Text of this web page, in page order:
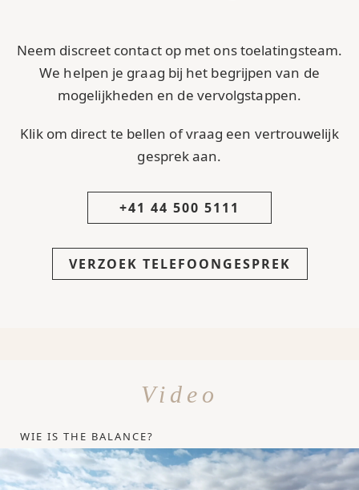
Neem discreet contact op met ons toelatingsteam.
We helpen je graag bij het begrijpen van de
mogelijkheden en de vervolgstappen.
Klik om direct te bellen of vraag een vertrouwelijk
gesprek aan.
+41 44 500 5111
VERZOEK TELEFOONGESPREK
Video
WIE IS THE BALANCE?